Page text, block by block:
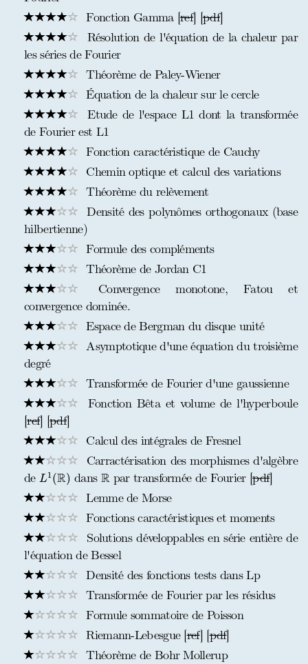
Fonction Gamma [ref] [pdf]
Résolution de l'équation de la chaleur par
les séries de Fourier
Théorème de Paley-Wiener
Équation de la chaleur sur le cercle
Etude de l'espace L1 dont la transformée
de Fourier est L1
Fonction caractéristique de Cauchy
Chemin optique et calcul des variations
Théorème du relèvement
Densité des polynômes orthogonaux (base
hilbertienne)
Formule des compléments
Théorème de Jordan C1
Convergence monotone, Fatou et
convergence dominée.
Espace de Bergman du disque unité
Asymptotique d'une équation du troisième
degré
Transformée de Fourier d'une gaussienne
Fonction Bêta et volume de l'hyperboule
[ref] [pdf]
Calcul des intégrales de Fresnel
Carractérisation des morphismes d'algèbre
de L1(R)
L 1 (R) dans R
R par transformée de Fourier [pdf]
Lemme de Morse
Fonctions caractéristiques et moments
Solutions développables en série entière de
l'équation de Bessel
Densité des fonctions tests dans Lp
Transformée de Fourier par les résidus
Formule sommatoire de Poisson
Riemann-Lebesgue [ref] [pdf]
Théorème de Bohr Mollerup